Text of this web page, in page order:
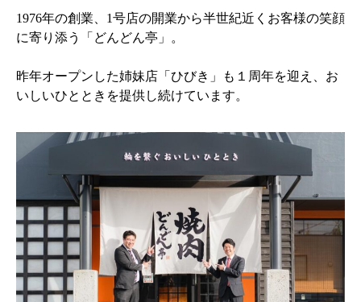
1976年の創業、1号店の開業から半世紀近くお客様の笑顔
に寄り添う「どんどん亭」。
昨年オープンした姉妹店「ひびき」も１周年を迎え、お
いしいひとときを提供し続けています。